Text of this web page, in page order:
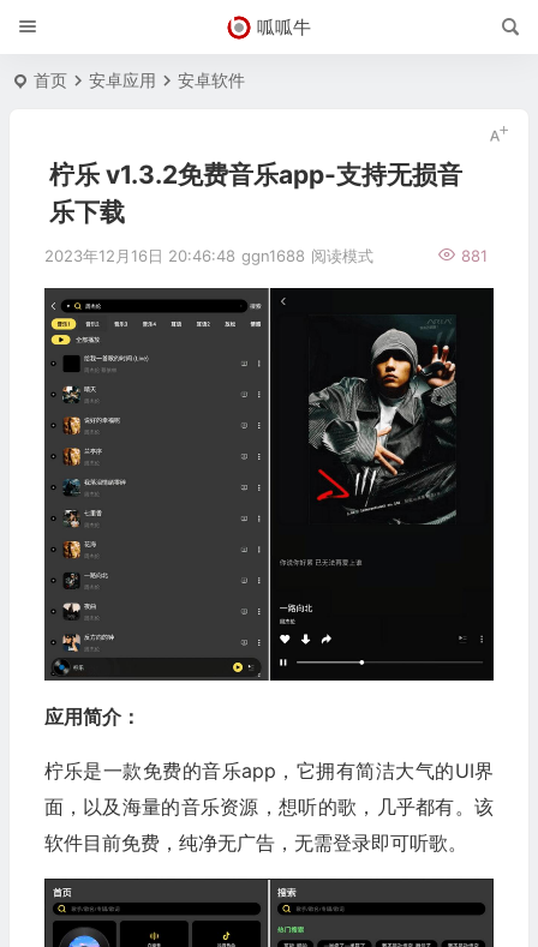
呱呱牛
首页 安卓应用 安卓软件
柠乐 v1.3.2免费音乐app-支持无损音
乐下载
2023年12月16日 20:46:48 ggn1688 881
阅读模式
应用简介：
柠乐是一款免费的音乐app，它拥有简洁大气的UI界
面，以及海量的音乐资源，想听的歌，几乎都有。该
软件目前免费，纯净无广告，无需登录即可听歌。